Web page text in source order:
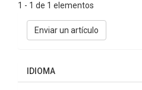
1 - 1 de 1 elementos
Enviar
unEnviar un artículo
IDIOMA